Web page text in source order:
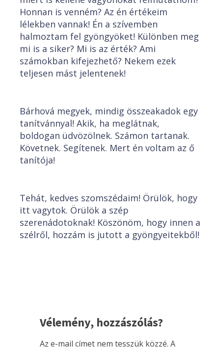
Honnan is venném? Az én értékeim
lélekben vannak! Én a szívemben
halmoztam fel gyöngyöket! Különben meg
mi is a siker? Mi is az érték? Ami
számokban kifejezhető? Nekem ezek
teljesen mást jelentenek!
Bárhová megyek, mindig összeakadok egy
tanítvánnyal! Akik, ha meglátnak,
boldogan üdvözölnek. Számon tartanak.
Követnek. Segítenek. Mert én voltam az ő
tanítója!
Tehát, kedves szomszédaim! Örülök, hogy
itt vagytok. Örülök a szép
szerenádotoknak! Köszönöm, hogy innen a
szélről, hozzám is jutott a gyöngyeitekből!
Vélemény, hozzászólás?
Az e-mail címet nem tesszük közzé. A